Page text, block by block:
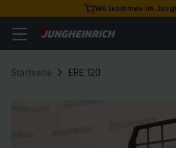
Willkommen im
Startseite ERE 120